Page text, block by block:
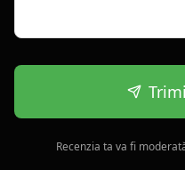
Recenzia ta va fi